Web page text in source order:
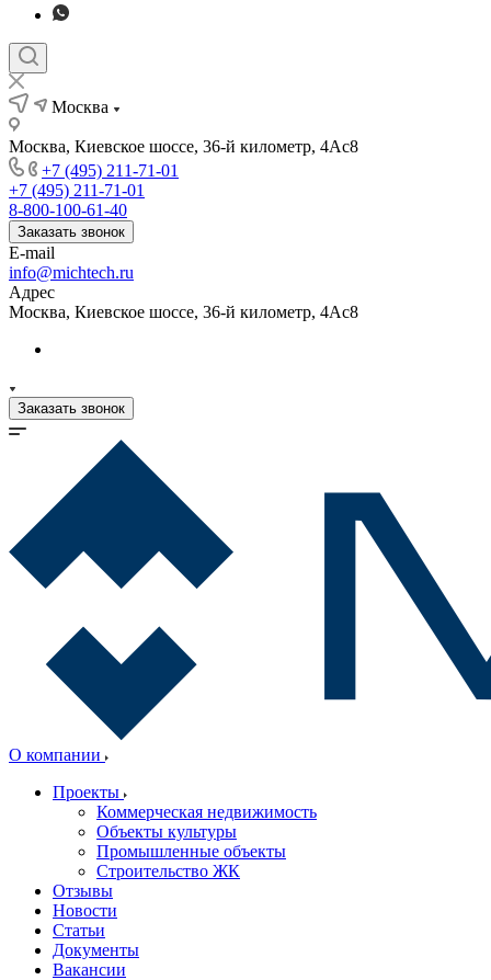
Москва
Москва, Киевское шоссе, 36-й километр, 4Ас8
+7 (495) 211-71-01
+7 (495) 211-71-01
8-800-100-61-40
Заказать звонок
E-mail
info@michtech.ru
Адрес
Москва, Киевское шоссе, 36-й километр, 4Ас8
Заказать звонок
О компании
Проекты
Коммерческая недвижимость
Объекты культуры
Промышленные объекты
Строительство ЖК
Отзывы
Новости
Статьи
Документы
Вакансии